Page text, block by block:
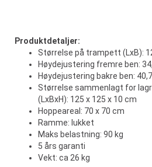
Produktdetaljer:
Størrelse på trampett (LxB):
Høydejustering fremre ben:
Høydejustering bakre ben:
Størrelse sammenlagt for
(LxBxH): 125 x 125 x 10 cm
Hoppeareal: 70 x 70 cm
Ramme: lukket
Maks belastning: 90 kg
5 års garanti
Vekt: ca 26 kg